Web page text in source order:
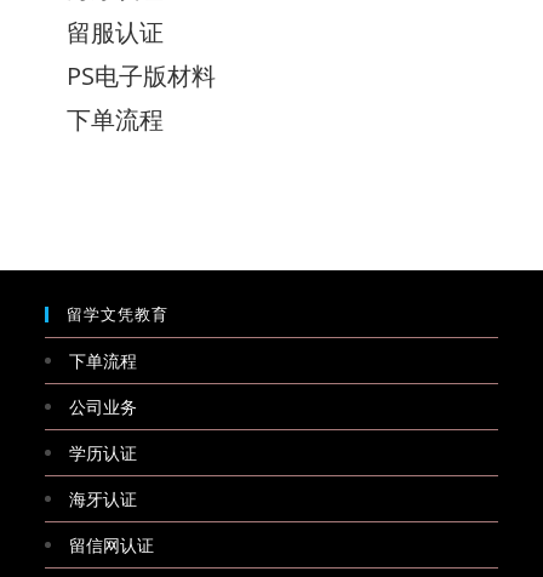
留服认证
PS电子版材料
下单流程
留学文凭教育
下单流程
公司业务
学历认证
海牙认证
留信网认证